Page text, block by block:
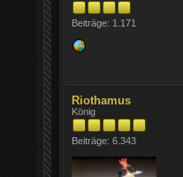
Beiträge: 1.171
Riothamus
König
Beiträge: 6.343